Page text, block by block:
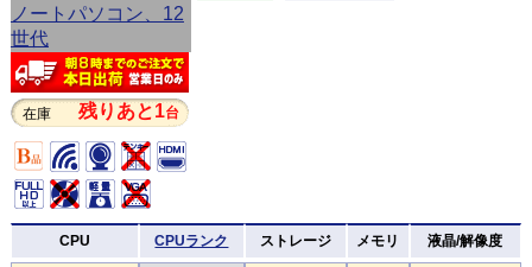
在庫 残りあと1台
CPU CPUランク ストレージ メモリ 液晶/解像度